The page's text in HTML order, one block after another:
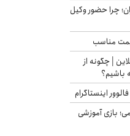
چرا حضور وکیل
مناسب
| چگونه از
باشیم؟
اینستاگرام
بازی آموزشی